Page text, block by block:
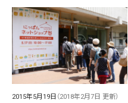
2015年5月19日 （2018年2月7日 更新）